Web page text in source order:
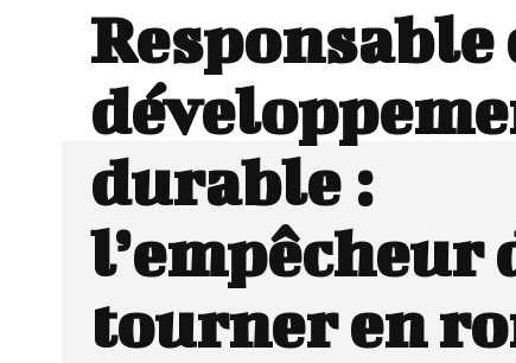
Responsable
durable :
l’empêcheur
tourner en